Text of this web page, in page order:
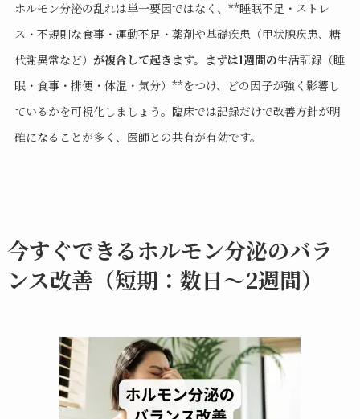
ホルモン分泌の乱れは単一要因ではなく、**睡眠不足・ストレ
ス・不規則な食事・運動不足・薬剤や基礎疾患（甲状腺疾患、糖
代謝異常など） が複合して起きます。まずは1週間の生活記録（睡
眠・食事・排便・体温・気分）**をつけ、どの因子が強く影響し
ているかを可視化しましょう。臨床では記録だけで改善方針が明
確になることが多く、医師との共有が有効です。
今すぐできるホルモン分泌のバラ
ンス改善（短期：数日〜2週間）